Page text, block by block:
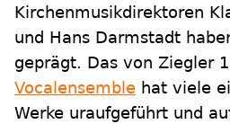
Kirchenmusikdirektoren
und Hans Darmstadt
geprägt. Das von Ziegler
Vocalensemble hat viele
Werke uraufgeführt und